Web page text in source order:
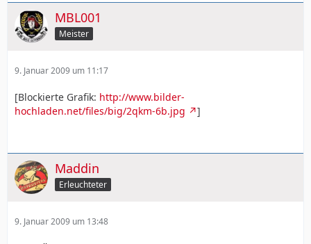
MBL001
Meister
9. Januar 2009 um 11:17
[Blockierte Grafik: http://www.bilder-
hochladen.net/files/big/2qkm-6b.jpg
]
Maddin
Erleuchteter
9. Januar 2009 um 13:48